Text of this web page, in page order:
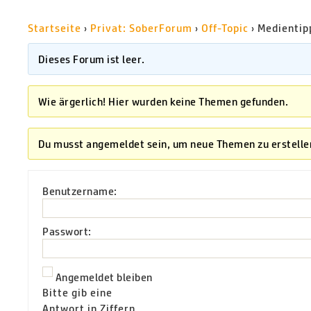
Startseite › Privat: SoberForum › Off-Topic ›
Dieses Forum ist leer.
Wie ärgerlich! Hier wurden keine Themen gefunden.
Du musst angemeldet sein, um neue Themen zu
Benutzername:
Passwort:
Angemeldet bleiben
Bitte gib eine